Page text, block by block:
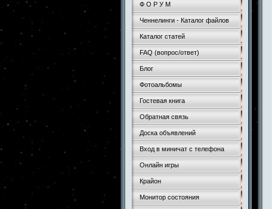
Ф О Р У М
Ченнелинги - Каталог файлов
Каталог статей
FAQ (вопрос/ответ)
Блог
Фотоальбомы
Гостевая книга
Обратная связь
Доска объявлений
Вход в миничат с телефона
Онлайн игры
Крайон
Монитор состояния